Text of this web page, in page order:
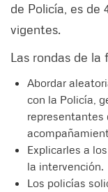
de Policía, es de
vigentes.
Las rondas de la
Abordar
con la Policía,
representantes
Explicarles a
la intervención.
Los policías